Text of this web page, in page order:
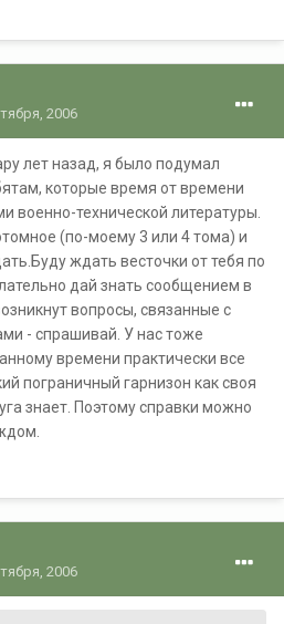
2006
лет назад, я было подумал
которые время от времени
военно-технической литературы.
(по-моему 3 или 4 тома) и
ждать весточки от тебя по
дай знать сообщением в
вопросы, связанные с
- спрашивай. У нас тоже
времени практически все
пограничный гарнизон как своя
знает. Поэтому справки можно
2006